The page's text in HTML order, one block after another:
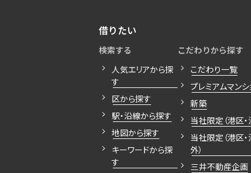
借りたい
検索する
人気エリアから探
す
区から探す
駅・沿線から探す
地図から探す
キーワードから探
す
こだわりから探す
こだわり一覧
プレミアムマンシ
新築
当社限定（港区・
当社限定（港区
外）
三井不動産企画